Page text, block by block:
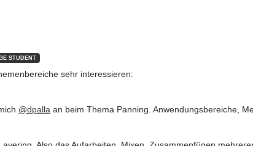
STUDENT
sehr interessieren:
@dpalla an beim Thema Panning. Anwendungsbereiche,